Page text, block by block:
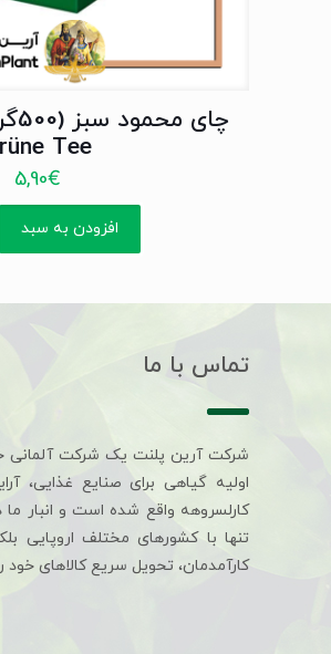
Tee
5,90€
افزودن به سبد
تماس با ما
شرکت آرین پلنت یک شرکت
اولیه گیاهی برای صنایع غذایی،
کارلسروهه واقع شده است و انبار
تنها با کشورهای مختلف اروپایی
کارآمدمان، تحویل سریع کالاهای